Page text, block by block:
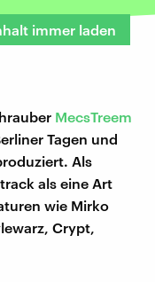
immer laden
MecsTreem
Tagen und
Als
als eine Art
wie Mirko
Crypt,